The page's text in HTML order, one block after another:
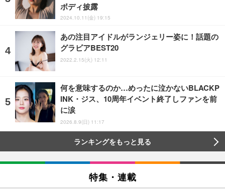
ボディ披露
2024.10.11(金) 19:15
あの注目アイドルがランジェリー姿に！話題の
グラビアBEST20
2022.2.15(火) 12:11
何を意味するのか…めったに泣かないBLACKP
INK・ジス、10周年イベント終了しファンを前
に涙
2026.8.9(日) 11:17
ランキングをもっと見る
特集・連載